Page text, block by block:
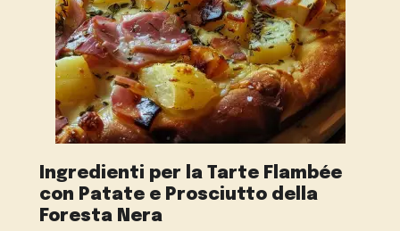
Ingredienti per la Tarte Flambée
con Patate e Prosciutto della
Foresta Nera